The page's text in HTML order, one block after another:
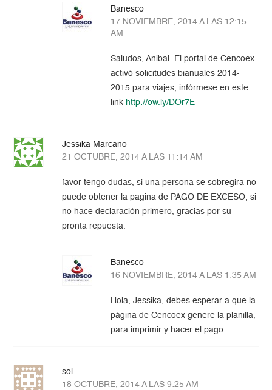
Banesco
17 NOVIEMBRE, 2014 A LAS 12:15
AM
Saludos, Anibal. El portal de Cencoex
activó solicitudes bianuales 2014-
2015 para viajes, infórmese en este
link http://ow.ly/DOr7E
Jessika Marcano
21 OCTUBRE, 2014 A LAS 11:14 AM
favor tengo dudas, si una persona se sobregira no
puede obtener la pagina de PAGO DE EXCESO, si
no hace declaración primero, gracias por su
pronta repuesta.
Banesco
16 NOVIEMBRE, 2014 A LAS 1:35 AM
Hola, Jessika, debes esperar a que la
página de Cencoex genere la planilla,
para imprimir y hacer el pago.
sol
18 OCTUBRE, 2014 A LAS 9:25 AM